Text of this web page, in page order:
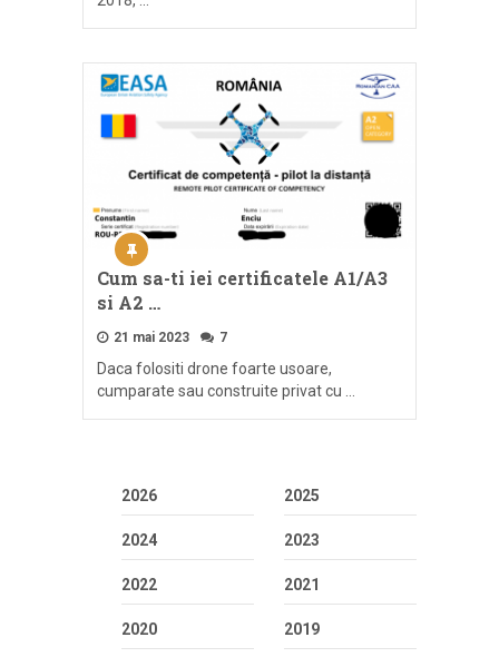
Cum sa-ti iei certificatele A1/A3
si A2 …
21 mai 2023 7
Daca folositi drone foarte usoare,
cumparate sau construite privat cu …
2026 2025
2024 2023
2022 2021
2020 2019